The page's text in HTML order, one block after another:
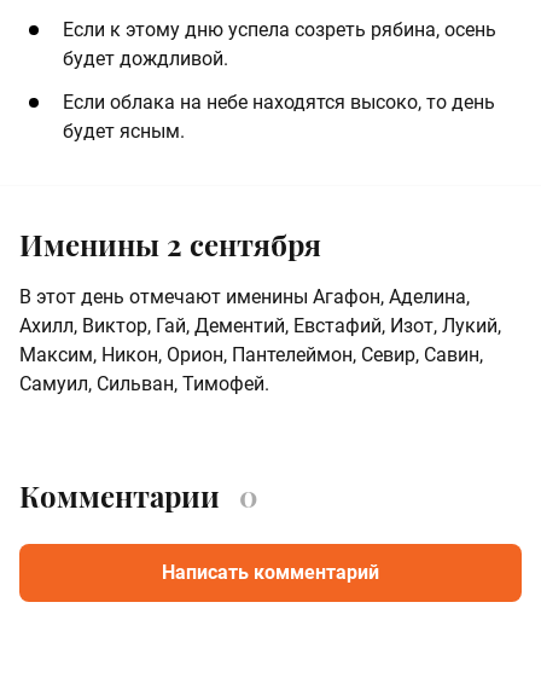
Если к этому дню успела созреть рябина, осень
будет дождливой.
Если облака на небе находятся высоко, то день
будет ясным.
Именины 2 сентября
В этот день отмечают именины Агафон, Аделина,
Ахилл, Виктор, Гай, Дементий, Евстафий, Изот, Лукий,
Максим, Никон, Орион, Пантелеймон, Севир, Савин,
Самуил, Сильван, Тимофей.
Комментарии 0
Написать комментарий